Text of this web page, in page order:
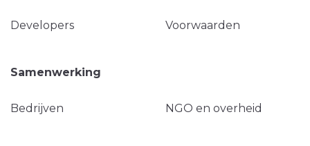
Developers Voorwaarden
Samenwerking
Bedrijven NGO en overheid